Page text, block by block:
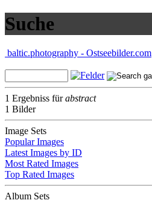
Suche
baltic.photography - Ostseebilder.com
1 Ergebniss fürabstract
1 Bilder
Image Sets
Popular Images
Latest Images by ID
Most Rated Images
Top Rated Images
Album Sets